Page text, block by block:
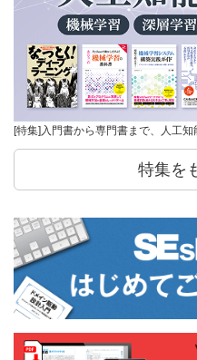
[特集]入門書から専門書まで、人工知
特集を